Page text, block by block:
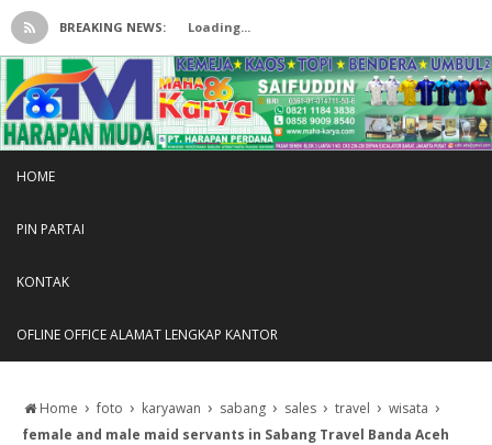
BREAKING NEWS: Loading...
HOME
PIN PARTAI
KONTAK
OFLINE OFFICE ALAMAT LENGKAP KANTOR
Home › foto › karyawan › sabang › sales › travel › wisata ›
female and male maid servants in Sabang Travel Banda Aceh